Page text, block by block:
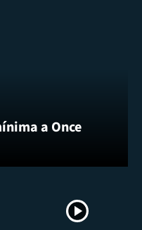
a Once